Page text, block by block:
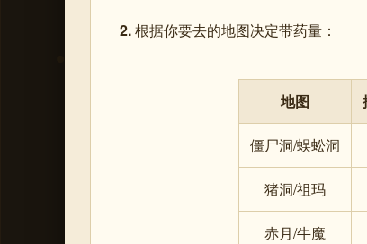
2.根据你要去的地图决定带药量：
地图
僵尸洞/蜈蚣洞
猪洞/祖玛
赤月/牛魔